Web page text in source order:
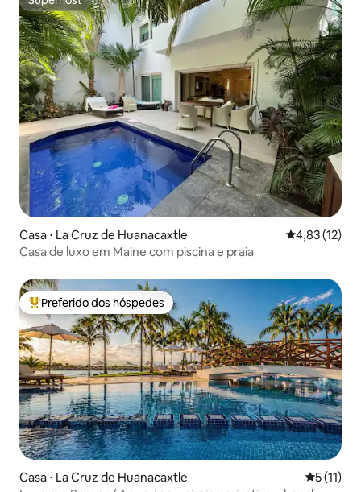
Superhost
Casa ⋅ La Cruz de Huanacaxtle 4,83 de uma
4,83 (12)
Casa de luxo em Maine com piscina e praia
Entre os melhores preferidos dos hóspedes
Preferido dos hóspedes
Casa ⋅ La Cruz de Huanacaxtle 5 de uma
5 (11)